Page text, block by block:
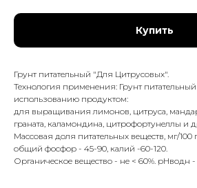
Купить
Грунт питательный "Для Цитрусовых".
Технология применения: Грунт
использованию продуктом:
для выращивания лимонов, цитруса,
граната, каламондина, цитрофортунеллы и
Массовая доля питательных веществ, мг/100
общий фосфор - 45-90, калий -60-120.
Органическое вещество - не < 60%. рНводн -